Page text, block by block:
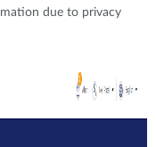
due to privacy